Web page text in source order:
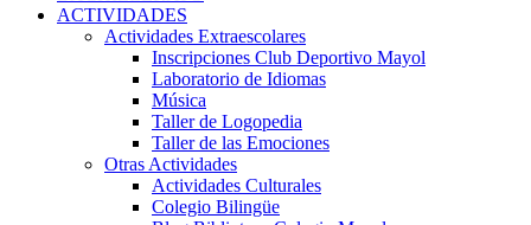
ACTIVIDADES
Actividades Extraescolares
Inscripciones Club Deportivo Mayol
Laboratorio de Idiomas
Música
Taller de Logopedia
Taller de las Emociones
Otras Actividades
Actividades Culturales
Colegio Bilingüe